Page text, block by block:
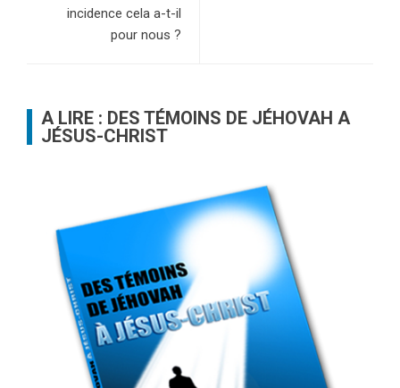
incidence cela a-t-il
pour nous ?
A LIRE : DES TÉMOINS DE JÉHOVAH A
JÉSUS-CHRIST